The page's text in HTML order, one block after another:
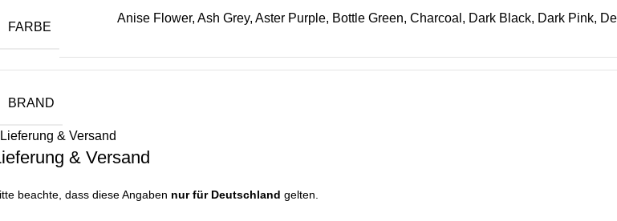
FARBE
Anise Flower, Ash Grey, Aster Purple, Bottle Green, Charcoal , Dark Black, Dark Pink,
BRAND
Lieferung & Versand
& Versand
beachte, dass diese Angaben nur für Deutschland gelten.